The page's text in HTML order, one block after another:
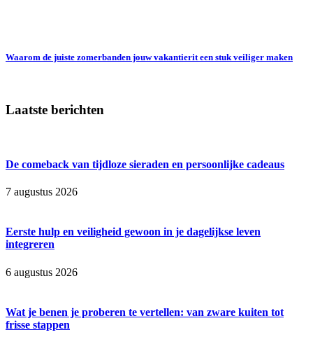
Waarom de juiste zomerbanden jouw vakantierit een stuk veiliger maken
Laatste berichten
De comeback van tijdloze sieraden en persoonlijke cadeaus
7 augustus 2026
Eerste hulp en veiligheid gewoon in je dagelijkse leven
integreren
6 augustus 2026
Wat je benen je proberen te vertellen: van zware kuiten tot
frisse stappen